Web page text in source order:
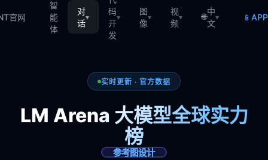
官网
智
能
体
对
话
▾
码
开
发
▾
图
像
▾
视
频
▾ 🌐
中
文
▾ 📱
实时更新 · 官方数据
LM Arena 大模型全球实力
榜
参考图设计